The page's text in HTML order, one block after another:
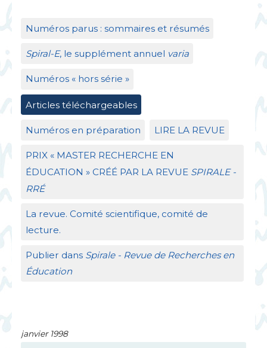
Numéros parus : sommaires et résumés
Spiral-E, le supplément annuel varia
Numéros « hors série »
Articles téléchargeables
Numéros en préparation LIRE LA REVUE
PRIX« MASTER RECHERCHE EN
ÉDUCATION » CRÉÉ PAR LA REVUE SPIRALE-
RRÉ
La revue. Comité scientifique, comité de
lecture.
Publier dans Spirale - Revue de Recherches en
Éducation
janvier 1998